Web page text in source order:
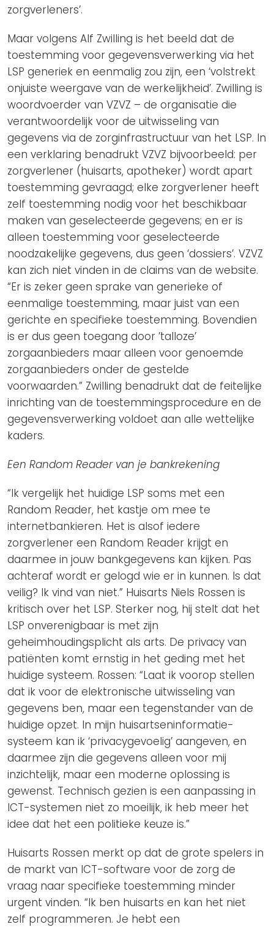
zorgverleners’.
Maar volgens Alf Zwilling is het beeld dat de
toestemming voor gegevensverwerking via het
LSP generiek en eenmalig zou zijn, een ‘volstrekt
onjuiste weergave van de werkelijkheid’. Zwilling is
woordvoerder van VZVZ – de organisatie die
verantwoordelijk voor de uitwisseling van
gegevens via de zorginfrastructuur van het LSP. In
een verklaring benadrukt VZVZ bijvoorbeeld: per
zorgverlener (huisarts, apotheker) wordt apart
toestemming gevraagd; elke zorgverlener heeft
zelf toestemming nodig voor het beschikbaar
maken van geselecteerde gegevens; en er is
alleen toestemming voor geselecteerde
noodzakelijke gegevens, dus geen ‘dossiers’. VZVZ
kan zich niet vinden in de claims van de website.
“Er is zeker geen sprake van generieke of
eenmalige toestemming, maar juist van een
gerichte en specifieke toestemming. Bovendien
is er dus geen toegang door ’talloze’
zorgaanbieders maar alleen voor genoemde
zorgaanbieders onder de gestelde
voorwaarden.” Zwilling benadrukt dat de feitelijke
inrichting van de toestemmingsprocedure en de
gegevensverwerking voldoet aan alle wettelijke
kaders.
Een Random Reader van je bankrekening
“Ik vergelijk het huidige LSP soms met een
Random Reader, het kastje om mee te
internetbankieren. Het is alsof iedere
zorgverlener een Random Reader krijgt en
daarmee in jouw bankgegevens kan kijken. Pas
achteraf wordt er gelogd wie er in kunnen. Is dat
veilig? Ik vind van niet.” Huisarts Niels Rossen is
kritisch over het LSP. Sterker nog, hij stelt dat het
LSP onverenigbaar is met zijn
geheimhoudingsplicht als arts. De privacy van
patiënten komt ernstig in het geding met het
huidige systeem. Rossen: “Laat ik voorop stellen
dat ik voor de elektronische uitwisseling van
gegevens ben, maar een tegenstander van de
huidige opzet. In mijn huisartseninformatie-
systeem kan ik ‘privacygevoelig’ aangeven, en
daarmee zijn die gegevens alleen voor mij
inzichtelijk, maar een moderne oplossing is
gewenst. Technisch gezien is een aanpassing in
ICT-systemen niet zo moeilijk, ik heb meer het
idee dat het een politieke keuze is.”
Huisarts Rossen merkt op dat de grote spelers in
de markt van ICT-software voor de zorg de
vraag naar specifieke toestemming minder
urgent vinden. “Ik ben huisarts en kan het niet
zelf programmeren. Je hebt een